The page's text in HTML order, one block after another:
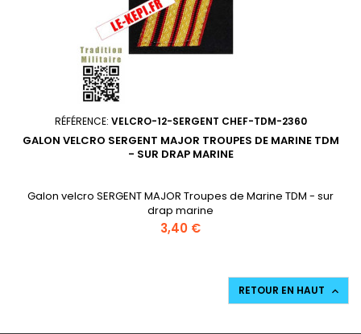
RÉFÉRENCE: VELCRO-12-SERGENT CHEF-TDM-2360
GALON VELCRO SERGENT MAJOR TROUPES DE MARINE TDM
- SUR DRAP MARINE
Galon velcro SERGENT MAJOR Troupes de Marine TDM - sur
drap marine
Prix
3,40 €
RETOUR EN HAUT 